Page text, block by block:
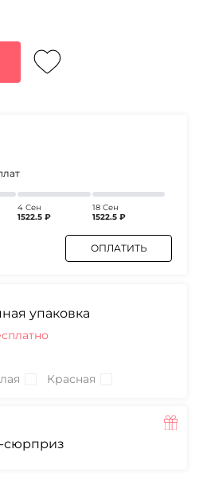
4 Сен
1522.5 ₽
18 Сен
1522.5 ₽
ОПЛАТИТЬ
упаковка
Красная
сюрприз